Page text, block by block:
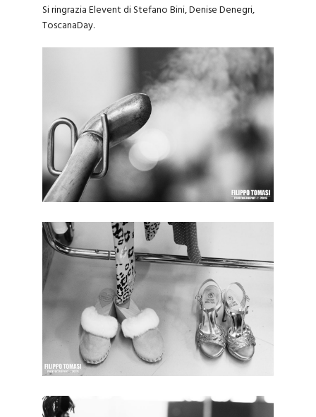
Si ringrazia Elevent di Stefano Bini, Denise Denegri,
ToscanaDay.